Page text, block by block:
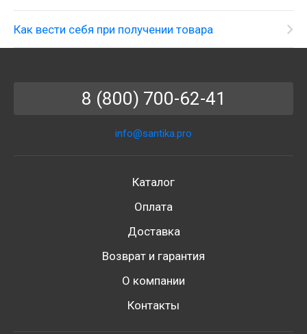
Как вести себя при получении товара
8 (800) 700-62-41
info@santika.pro
Каталог
Оплата
Доставка
Возврат и гарантия
О компании
Контакты